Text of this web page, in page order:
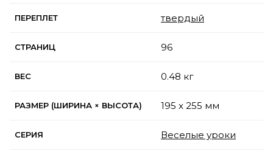
ПЕРЕПЛЕТ твердый
СТРАНИЦ 96
ВЕС 0.48 кг
РАЗМЕР (ШИРИНА × ВЫСОТА) 195 x 255 мм
СЕРИЯ Веселые уроки